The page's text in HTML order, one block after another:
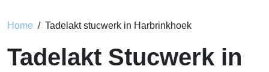
Home Tadelakt stucwerk in Harbrinkhoek
Tadelakt Stucwerk in